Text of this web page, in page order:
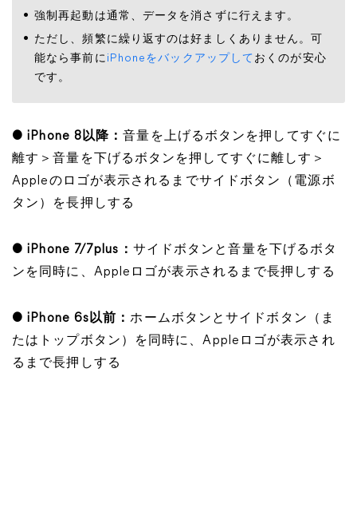
強制再起動は通常、データを消さずに行えます。
ただし、頻繁に繰り返すのは好ましくありません。可
能なら事前に iPhoneをバックアップして おくのが安心
です。
● iPhone 8以降 ：音量を上げるボタンを押してすぐに
離す＞音量を下げるボタンを押してすぐに離しす＞
Appleのロゴが表示されるまでサイドボタン（電源ボ
タン）を長押しする
● iPhone 7/7plus： サイドボタンと音量を下げるボタ
ンを同時に、Appleロゴが表示されるまで長押しする
● iPhone 6s以前：ホームボタンとサイドボタン（ま
たはトップボタン）を同時に、Appleロゴが表示され
るまで長押しする